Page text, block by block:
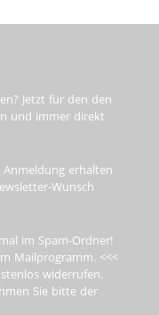
Jetzt für den den
und immer direkt
Anmeldung erhalten
Wunsch
im Spam-Ordner!
Mailprogramm. <<<
widerrufen.
Sie bitte der